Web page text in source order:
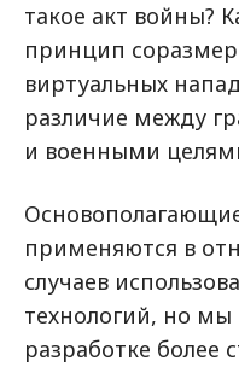
такое акт войны?
принцип
виртуальных
различие между
и военными
применяются в
случаев
технологий, но
разработке более